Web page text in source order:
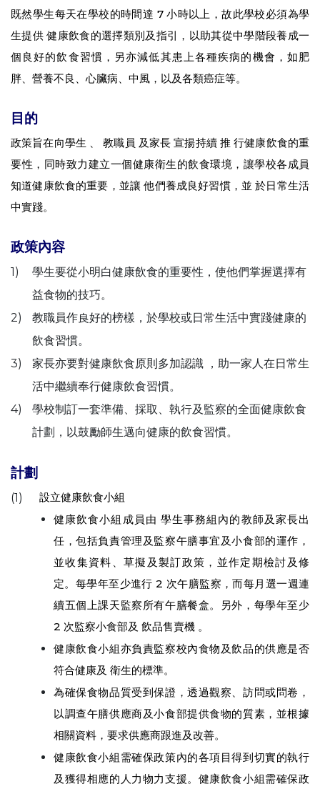
既然學生每天在學校的時間達 7 小時以上，故此學校必須為學
生提供 健康飲食的選擇類別及指引，以助其從中學階段養成一
個良好的飲食習慣，另亦減低其患上各種疾病的機會，如肥
胖、營養不良、心臟病、中風，以及各類癌症等。
目的
政策旨在向學生 、 教職員 及家長 宣揚持續 推 行健康飲食的重
要性，同時致力建立一個健康衛生的飲食環境，讓學校各成員
知道健康飲食的重要，並讓 他們養成良好習慣，並 於日常生活
中實踐。
政策內容
1)
學生要從小明白健康飲食的重要性，使他們掌握選擇有
益食物的技巧。
2)
教職員作良好的榜樣，於學校或日常生活中實踐健康的
飲食習慣。
3)
家長亦要對健康飲食原則多加認識 ，助一家人在日常生
活中繼續奉行健康飲食習慣。
4)
學校制訂一套準備、採取、執行及監察的全面健康飲食
計劃，以鼓勵師生邁向健康的飲食習慣。
計劃
(1)
設立健康飲食小組
健康飲食小組成員由 學生事務組內的教師及家長出
任，包括負責管理及監察午膳事宜及小食部的運作，
並收集資料、草擬及製訂政策，並作定期檢討及修
定。每學年至少進行 2 次午膳監察，而每月選一週連
續五個上課天監察所有午膳餐盒。另外，每學年至少
2 次監察小食部及 飲品售賣機 。
健康飲食小組亦負責監察校內食物及飲品的供應是否
符合健康及 衛生的標準。
為確保食物品質受到保證，透過觀察、訪問或問卷，
以調查午膳供應商及小食部提供食物的質素，並根據
相關資料，要求供應商跟進及改善。
健康飲食小組需確保政策內的各項目得到切實的執行
及獲得相應的人力物力支援。健康飲食小組需確保政